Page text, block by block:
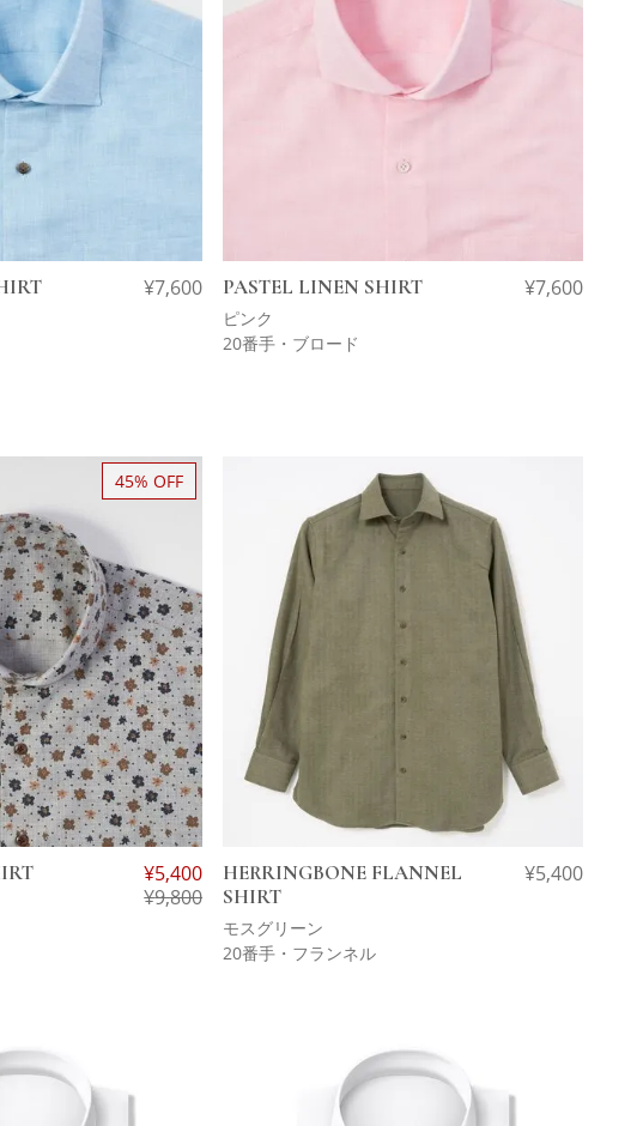
¥7,600 PASTEL LINEN SHIRT
ピンク
¥7,600
20番手・ブロード
45% OFF
¥5,400
¥9,800
HERRINGBONE FLANNEL
SHIRT
モスグリーン
¥5,400
20番手・フランネル